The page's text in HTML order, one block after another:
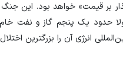
بر قیمت» خواهد بود. این
حدود یک پنجم گاز و نفت
انرژی آن را بزرگترین